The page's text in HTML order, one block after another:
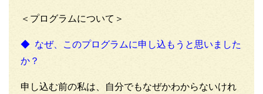
＜プログラムについて＞
◆ なぜ、このプログラムに申し込もうと思いました
か？
申し込む前の私は、自分でもなぜかわからないけれ